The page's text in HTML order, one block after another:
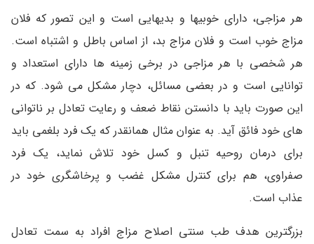
هر مزاجی، دارای خوبیها و بدیهایی است و این تصور که فلان
مزاج خوب است و فلان مزاج بد، از اساس باطل و اشتباه است.
هر شخصی با هر مزاجی در برخی زمینه ها دارای استعداد و
توانایی است و در بعضی مسائل، دچار مشکل می شود. که در
این صورت باید با دانستن نقاط ضعف و رعایت تعادل بر ناتوانی
های خود فائق آید. به عنوان مثال همانقدر که یک فرد بلغمی باید
برای درمان روحیه تنبل و کسل خود تلاش نماید، یک فرد
صفراوی، هم برای کنترل مشکل غضب و پرخاشگری خود در
عذاب است.
بزرگترین هدف طب سنتی اصلاح مزاج افراد به سمت تعادل